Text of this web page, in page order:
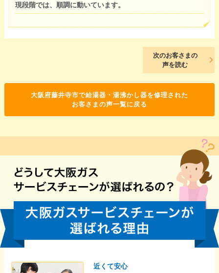
現段階では、順調に動いています。
次のお客さまの
声を読む
大阪府藤井寺市で給湯器・湯沸かし器を修理された
お客さまの声一覧に戻る
近くて安心